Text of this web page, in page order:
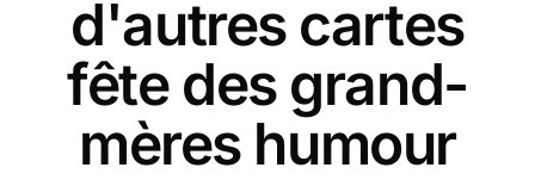
d'autres cartes
fête des grand-
mères humour